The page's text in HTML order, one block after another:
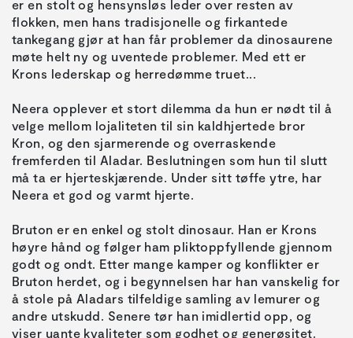
er en stolt og hensynsløs leder over resten av
flokken, men hans tradisjonelle og firkantede
tankegang gjør at han får problemer da dinosaurene
møte helt ny og uventede problemer. Med ett er
Neera opplever et stort dilemma da hun er nødt til å
velge mellom lojaliteten til sin kaldhjertede bror
Kron, og den sjarmerende og overraskende
fremferden til Aladar. Beslutningen som hun til slutt
må ta er hjerteskjærende. Under sitt tøffe ytre, har
Bruton er en enkel og stolt dinosaur. Han er Krons
høyre hånd og følger ham pliktoppfyllende gjennom
godt og ondt. Etter mange kamper og konflikter er
Bruton herdet, og i begynnelsen har han vanskelig for
å stole på Aladars tilfeldige samling av lemurer og
andre utskudd. Senere tør han imidlertid opp, og